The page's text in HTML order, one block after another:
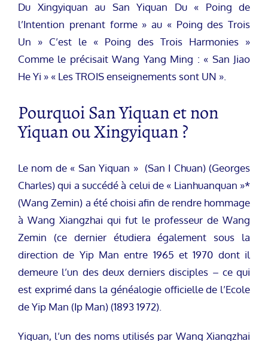
Du Xingyiquan au San Yiquan Du « Poing de
l’Intention prenant forme » au « Poing des Trois
Un » C’est le « Poing des Trois Harmonies »
Comme le précisait Wang Yang Ming : « San Jiao
He Yi » « Les TROIS enseignements sont UN ».
Pourquoi San Yiquan et non
Yiquan ou Xingyiquan ?
Le nom de « San Yiquan » (San I Chuan) (Georges
Charles) qui a succédé à celui de « Lianhuanquan »*
(Wang Zemin) a été choisi afin de rendre hommage
à Wang Xiangzhai qui fut le professeur de Wang
Zemin (ce dernier étudiera également sous la
direction de Yip Man entre 1965 et 1970 dont il
demeure l’un des deux derniers disciples – ce qui
est exprimé dans la généalogie officielle de l’Ecole
de Yip Man (Ip Man) (1893 1972).
Yiquan, l’un des noms utilisés par Wang Xiangzhai